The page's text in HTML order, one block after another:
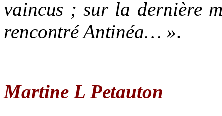
vaincus ; sur la dernière
rencontré Antinéa… ».
Martine L Petauton